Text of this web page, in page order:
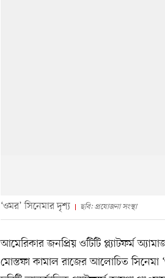
‘ওমর’ সিনেমার দৃশ্য ছবি: প্রযোজনা সংস্থা
আমেরিকার জনপ্রিয় ওটিটি প্ল্যাটফর্ম
মোস্তফা কামাল রাজের আলোচিত সিনেমা